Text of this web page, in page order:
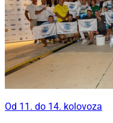
Od 11. do 14. kolovoza